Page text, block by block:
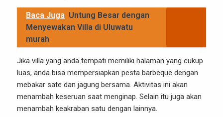
Baca Juga Untung Besar dengan
Menyewakan Villa di Uluwatu
murah
Jika villa yang anda tempati memiliki halaman yang cukup
luas, anda bisa mempersiapkan pesta barbeque dengan
mebakar sate dan jagung bersama. Aktivitas ini akan
menambah keseruan saat menginap. Selain itu juga akan
menambah keakraban satu dengan lainnya.